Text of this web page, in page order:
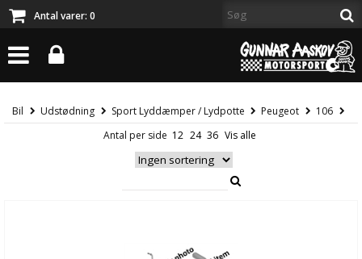
Antal varer: 0
Bil Udstødning Sport Lyddæmper / Lydpotte Peugeot
106
Antal per side